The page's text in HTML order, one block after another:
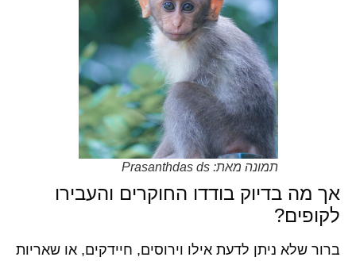
תמונה מאת: Prasanthdas ds
אך מה בדיוק בודדו החוקרים והעבירו
לקופים?
ברור שלא ניתן לדעת אילו וירוסים, חיידקים, או שאריות